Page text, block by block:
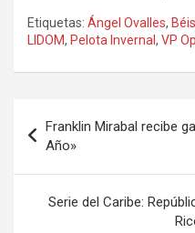
Etiquetas: Ángel Ovalles,
LIDOM, Pelota Invernal , VP
de
entradas
Franklin Mirabal recibe
Año»
Serie del Caribe: